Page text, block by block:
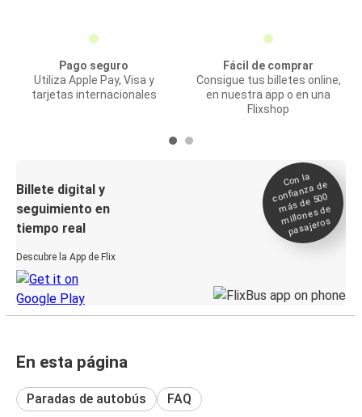
Pago seguro
Utiliza Apple Pay, Visa y
tarjetas internacionales
Fácil de comprar
Consigue tus billetes online,
en nuestra app o en una
Flixshop
Billete digital y
seguimiento en
tiempo real
Descubre la App de Flix
Con la
confianza de
más de 500
millones de
pasajeros
En esta página
Paradas de autobús FAQ